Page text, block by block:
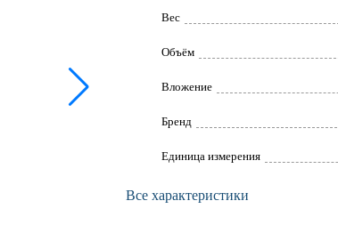
Вес
Объём
Вложение
Брeнд
Единица измерения
Все характеристики